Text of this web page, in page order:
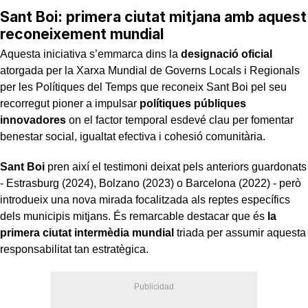
Sant Boi: primera ciutat mitjana amb aquest
reconeixement mundial
Aquesta iniciativa s’emmarca dins la designació oficial
atorgada per la Xarxa Mundial de Governs Locals i Regionals
per les Polítiques del Temps que reconeix Sant Boi pel seu
recorregut pioner a impulsar polítiques públiques
innovadores on el factor temporal esdevé clau per fomentar
benestar social, igualtat efectiva i cohesió comunitària.
Sant Boi pren així el testimoni deixat pels anteriors guardonats
- Estrasburg (2024), Bolzano (2023) o Barcelona (2022) - però
introdueix una nova mirada focalitzada als reptes específics
dels municipis mitjans. És remarcable destacar que és la
primera ciutat intermèdia mundial triada per assumir aquesta
responsabilitat tan estratègica.